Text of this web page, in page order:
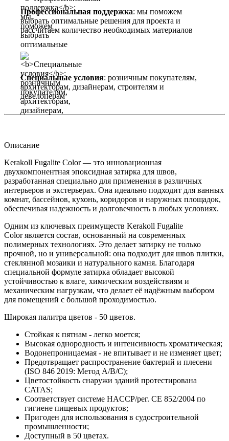
Профессиональная поддержка: мы поможем
выбрать оптимальные решения для проекта и
рассчитаем количество необходимых материалов
Специальные условия: розничным покупателям,
архитекторам, дизайнерам, строителям и
девелоперам
Описание
Kerakoll Fugalite Color — это инновационная
двухкомпонентная эпоксидная затирка для швов,
разработанная специально для применения в различных
интерьеров и экстерьерах. Она идеально подходит для ванных
комнат, бассейнов, кухонь, коридоров и наружных площадок,
обеспечивая надежность и долговечность в любых условиях.
Одним из ключевых преимуществ Kerakoll Fugalite
Color является состав, основанный на современных
полимерных технологиях. Это делает затирку не только
прочной, но и универсальной: она подходит для швов плитки,
стеклянной мозаики и натурального камня. Благодаря
специальной формуле затирка обладает высокой
устойчивостью к влаге, химическим воздействиям и
механическим нагрузкам, что делает её надёжным выбором
для помещений с большой проходимостью.
Широкая палитра цветов - 50 цветов.
Стойкая к пятнам - легко моется;
Высокая однородность и интенсивность хроматическая;
Водонепроницаемая - не впитывает и не изменяет цвет;
Предотвращает распространение бактерий и плесени
(ISO 846 2019: Метод A/B/C);
Цветостойкость снаружи зданий протестирована
CATAS;
Соответствует системе HACCP/рег. CE 852/2004 по
гигиене пищевых продуктов;
Пригоден для использования в судостроительной
промышленности;
Доступный в 50 цветах.